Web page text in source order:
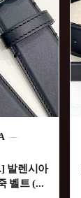
발렌시아
벨트 (...